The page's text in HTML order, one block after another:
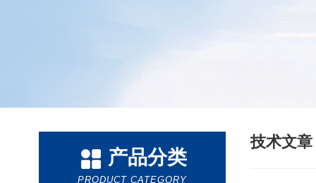
产品分类
PRODUCT CATEGORY
技术文章